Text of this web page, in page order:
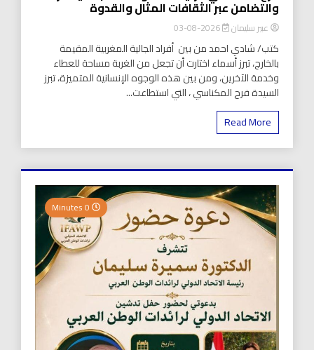
والتضامن عبر الثقافات المثال والقدوة
عبير سليمان 2026-08-03
كتب/ شادي احمد من بين أفراد الجالية المغربية المقيمة
بالخارج، تبرز أسماء اختارت أن تجعل من الغربة مساحة للعطاء
وخدمة الآخرين، ومن بين هذه الوجوه الإنسانية المتميزة، تبرز
السيدة فرح المكناسي ، التي استطاعت...
Read More